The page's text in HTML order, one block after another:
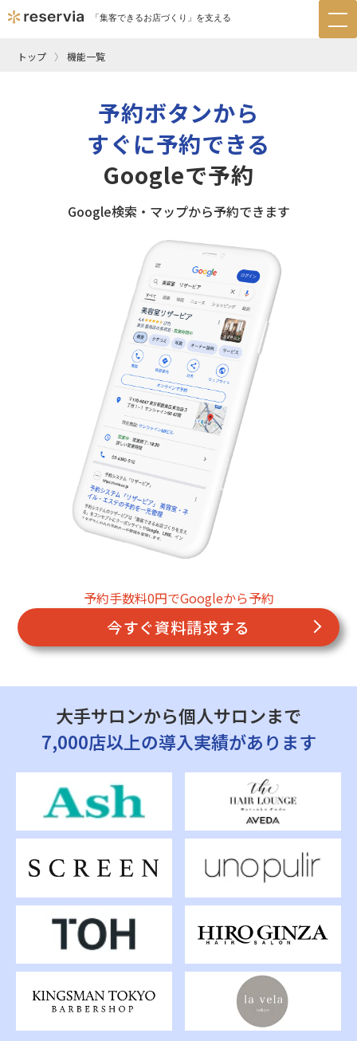
「集客できるお店づくり」を支える
トップ 機能一覧
予約ボタンから
すぐに予約できる
Googleで予約
Google検索・マップから予約できます
予約手数料0円でGoogleから予約
今すぐ資料請求する
大手サロンから個人サロンまで
7,000店以上の導入実績があります